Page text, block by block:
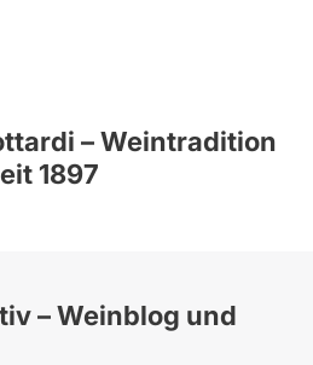
– Weintradition
1897
– Weinblog und